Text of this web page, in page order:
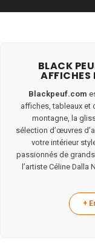
BLACK
AFFICHES
Blackpeuf.com
affiches, tableaux et
montagne, la
sélection d’œuvres
votre intérieur
passionnés de
l’artiste Céline Dalla